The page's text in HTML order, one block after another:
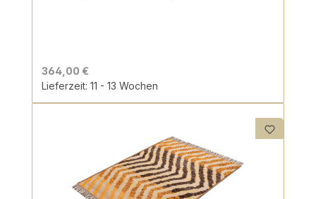
364,00 €
Lieferzeit: 11 - 13 Wochen